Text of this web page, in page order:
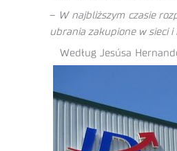
– W najbliższym czasie
ubrania zakupione w sieci
Według Jesúsa